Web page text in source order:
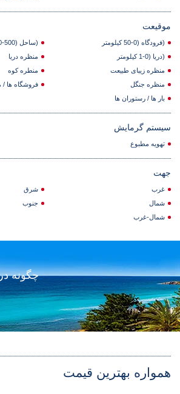
موقیعت
(فرودگاه (0-50 کیلومتر
(ساحل (500-1000 متر
(دریا (0-1 کیلومتر
منظره دریا
منظره زیبای طبیعت
منطره کوه
منظره جنگل
فروشگاه ها /
بار ها / رستوران ها
سیستم گرمایش
تهویه مطبوع
جهت
غرب
شرق
شمال
جنوب
شمال-غرب
چگونه
همواره بهترین قیمت